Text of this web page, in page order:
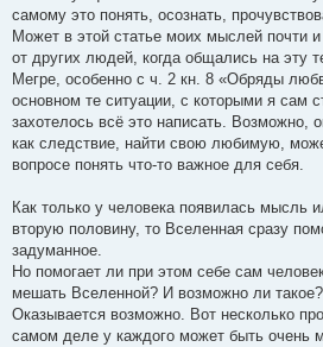
самому это понять, осознать,
Может в этой статье моих мыслей почти
от других людей, когда общались на эту
Мегре, особенно с ч. 2 кн. 8 «Обряды
основном те ситуации, с которыми я сам
захотелось всё это написать. Возможно,
как следствие, найти свою любимую,
вопросе понять что-то важное для себя.
Как только у человека появилась мысль
вторую половину, то Вселенная сразу
задуманное.
Но помогает ли при этом себе сам
мешать Вселенной? И возможно ли такое?
Оказывается возможно. Вот несколько
самом деле у каждого может быть очень